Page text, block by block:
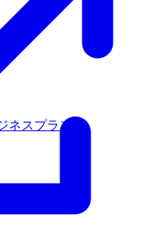
ネスプラン